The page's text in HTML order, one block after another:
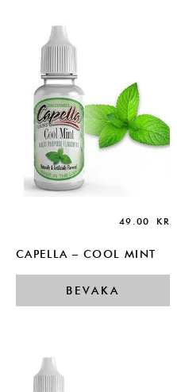
49.00 KR
CAPELLA – COOL MINT
BEVAKA